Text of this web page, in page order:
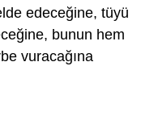
edeceğine, tüyü
bunun hem
vuracağına